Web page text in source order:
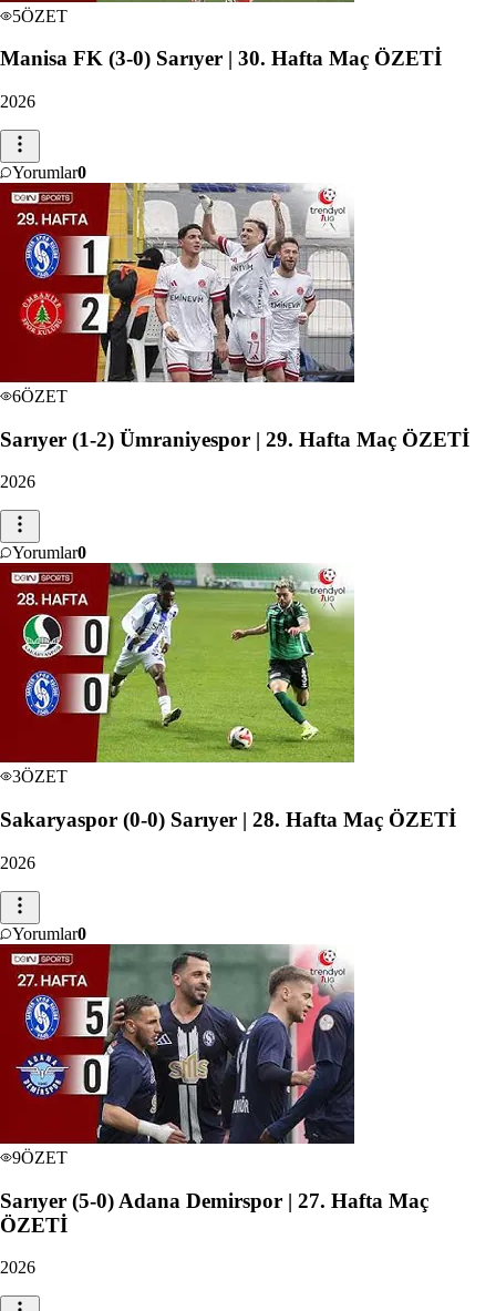
5ÖZET
Manisa FK (3-0) Sarıyer | 30. Hafta Maç ÖZETİ
2026
Yorumlar0
6ÖZET
Sarıyer (1-2) Ümraniyespor | 29. Hafta Maç ÖZETİ
2026
Yorumlar0
3ÖZET
Sakaryaspor (0-0) Sarıyer | 28. Hafta Maç ÖZETİ
2026
Yorumlar0
9ÖZET
Sarıyer (5-0) Adana Demirspor | 27. Hafta Maç
ÖZETİ
2026